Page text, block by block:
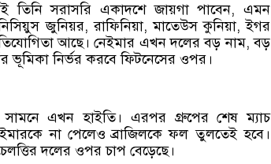
তিনি সরাসরি একাদশে জায়গা পাবেন, এমন
জুনিয়র, রাফিনিয়া, মাতেউস কুনিয়া, ইগর
আছে। নেইমার এখন দলের বড় নাম, বড়
ভূমিকা নির্ভর করবে ফিটনেসের ওপর।
সামনে এখন হাইতি। এরপর গ্রুপের শেষ ম্যাচ
না পেলেও ব্রাজিলকে ফল তুলতেই হবে।
দলের ওপর চাপ বেড়েছে।